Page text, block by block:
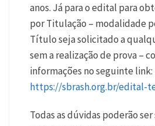
anos. Já para o edital para
por Titulação – modalidade
Título seja solicitado a
sem a realização de prova –
informações no seguinte link:
https://sbrash.org.br/edital-
Todas as dúvidas poderão